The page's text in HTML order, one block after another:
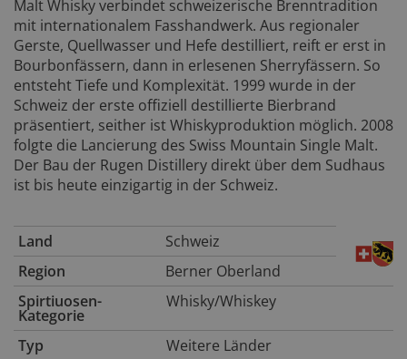
Malt Whisky verbindet schweizerische Brenntradition
mit internationalem Fasshandwerk. Aus regionaler
Gerste, Quellwasser und Hefe destilliert, reift er erst in
Bourbonfässern, dann in erlesenen Sherryfässern. So
entsteht Tiefe und Komplexität. 1999 wurde in der
Schweiz der erste offiziell destillierte Bierbrand
präsentiert, seither ist Whiskyproduktion möglich. 2008
folgte die Lancierung des Swiss Mountain Single Malt.
Der Bau der Rugen Distillery direkt über dem Sudhaus
ist bis heute einzigartig in der Schweiz.
Land
Schweiz
Region
Berner Oberland
Spirtiuosen-
Kategorie
Whisky/Whiskey
Typ
Weitere Länder